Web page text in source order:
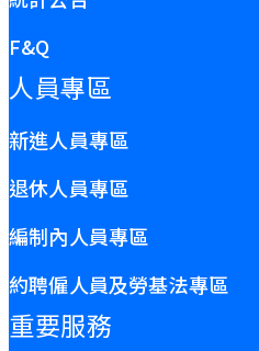
F&Q
人員專區
新進人員專區
退休人員專區
編制內人員專區
約聘僱人員及勞基法專區
重要服務